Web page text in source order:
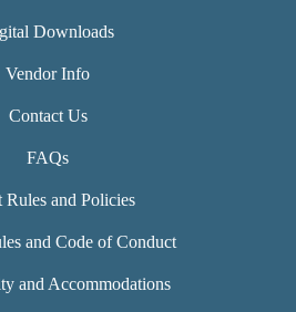
Downloads
Vendor Info
Contact Us
FAQs
Rules and Policies
and Code of Conduct
and Accommodations